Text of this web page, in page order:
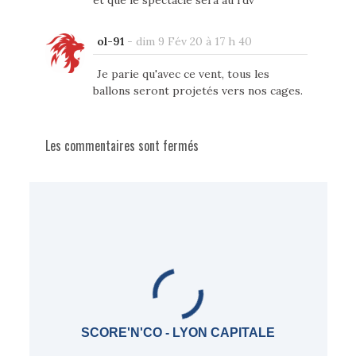
ol-91- dim 9 Fév 20 à 17 h 40
Je parie qu'avec ce vent, tous les
ballons seront projetés vers nos cages.
Les commentaires sont fermés
SCORE'N'CO - LYON CAPITALE